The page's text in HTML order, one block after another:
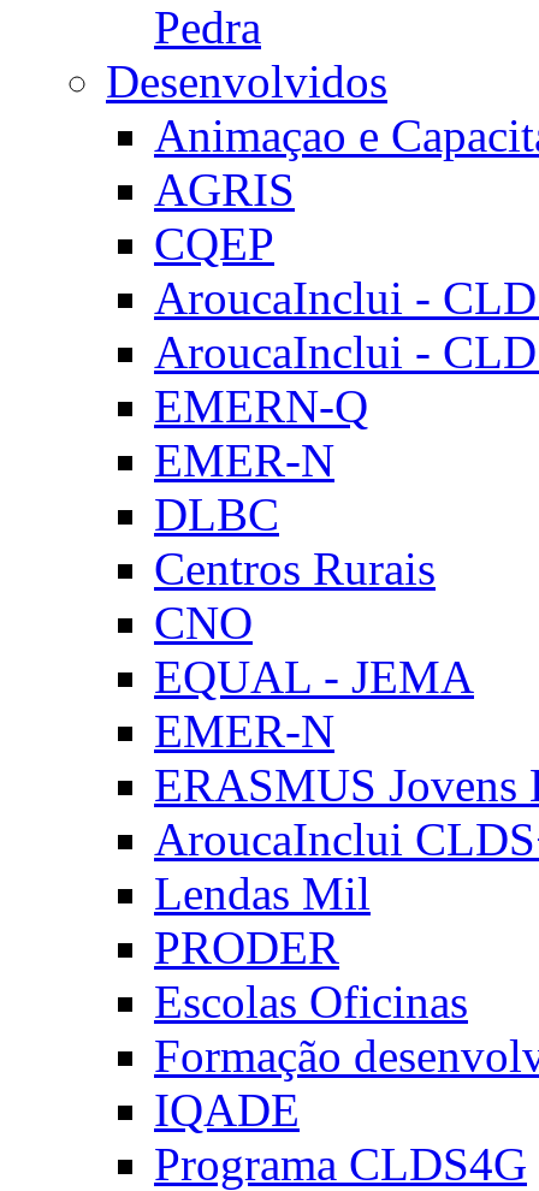
Pedra
Desenvolvidos
Animaçao e
AGRIS
CQEP
AroucaInclui -
AroucaInclui -
EMERN-Q
EMER-N
DLBC
Centros Rurais
CNO
EQUAL - JEMA
EMER-N
ERASMUS Jovens
AroucaInclui
Lendas Mil
PRODER
Escolas Oficinas
Formação
IQADE
Programa CLDS4G